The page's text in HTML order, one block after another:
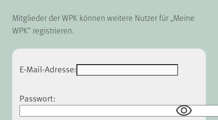
Mitglieder der WPK können weitere Nutzer für „Meine
WPK“ registrieren.
E-Mail-Adresse:
Passwort: